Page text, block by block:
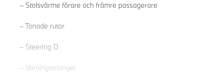
Stolsvärme förare och främre passagerare
Tonade rutor
Steering D
Varningstriangel